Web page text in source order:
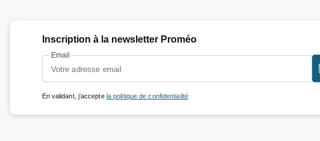
Inscription à la newsletter Proméo
Email
En validant, j’accepte la politique de confidentialité